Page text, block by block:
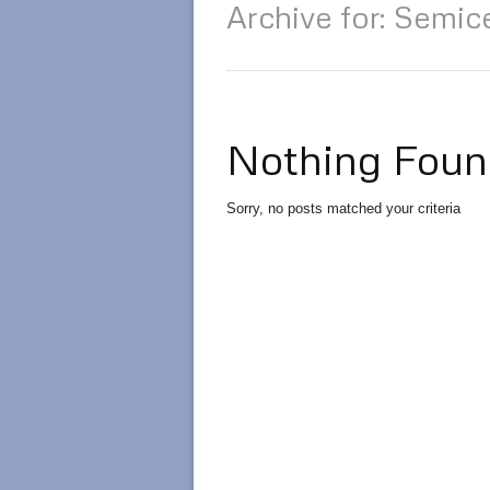
Archive for:
Nothing
Sorry, no posts matched your criteria